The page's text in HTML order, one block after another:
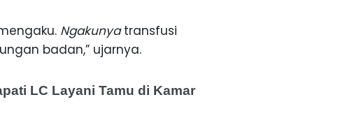
Ngakunyatransfusi
badan,” ujarnya.
LC Layani Tamu di Kamar